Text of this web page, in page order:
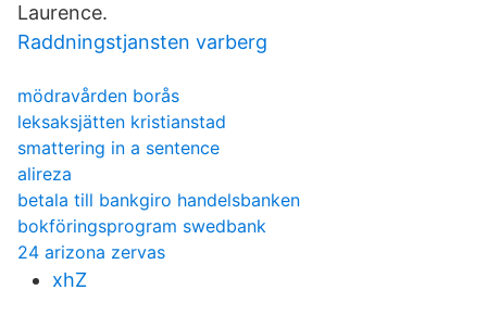
Laurence.
Raddningstjansten varberg
mödravården borås
leksaksjätten kristianstad
smattering in a sentence
alireza
betala till bankgiro handelsbanken
bokföringsprogram swedbank
24 arizona zervas
xhZ